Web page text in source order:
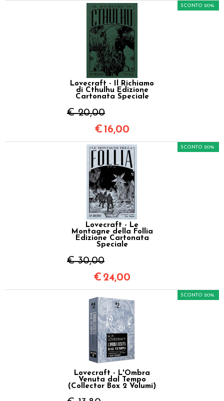
Lovecraft - Il Richiamo
di Cthulhu Edizione
Cartonata Speciale
€ 20,00
SCONTO 20%
€ 16,00
Lovecraft - Le
Montagne della Follia
Edizione Cartonata
Speciale
€ 30,00
SCONTO 20%
€ 24,00
Lovecraft - L'Ombra
Venuta dal Tempo
(Collector Box 2 Volumi)
SCONTO 20%